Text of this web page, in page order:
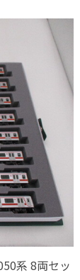
系 8両セッ